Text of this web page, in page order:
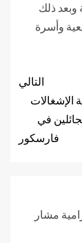
ذلك
وأسرة
التالي
الإشغالات
في
فارسكور
مشار